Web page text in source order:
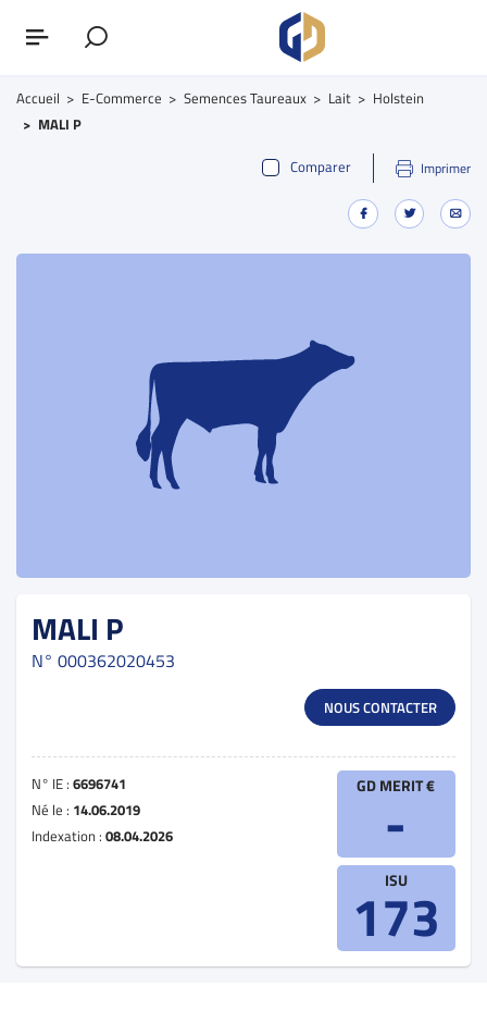
Accueil E-Commerce Semences Taureaux Lait
Holstein
MALI P
Comparer
Imprimer
MALI P
N° 000362020453
NOUS CONTACTER
N° IE : 6696741
Né le : 14.06.2019
Indexation : 08.04.2026
GD MERIT €
-
ISU
173